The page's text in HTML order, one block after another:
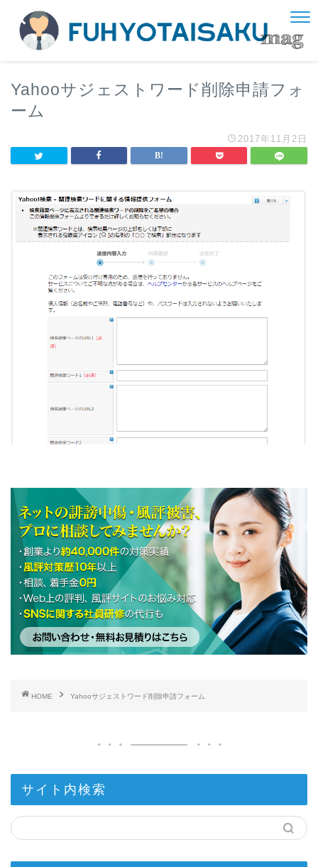
Yahooサジェストワード削除申請フォ
ーム
2017年11月2日
HOME Yahooサジェストワード削除申請フォーム
サイト内検索